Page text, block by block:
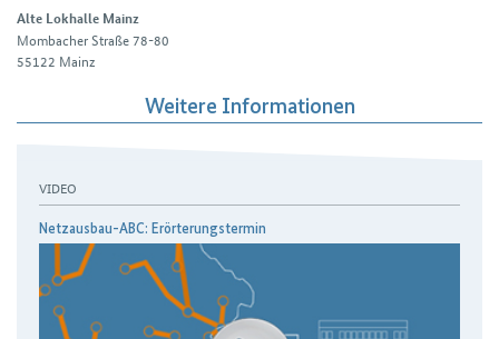
Alte Lokhalle Mainz
Mombacher Straße 78-80
55122 Mainz
Weitere Informationen
VIDEO
Netzausbau-ABC: Erörterungstermin